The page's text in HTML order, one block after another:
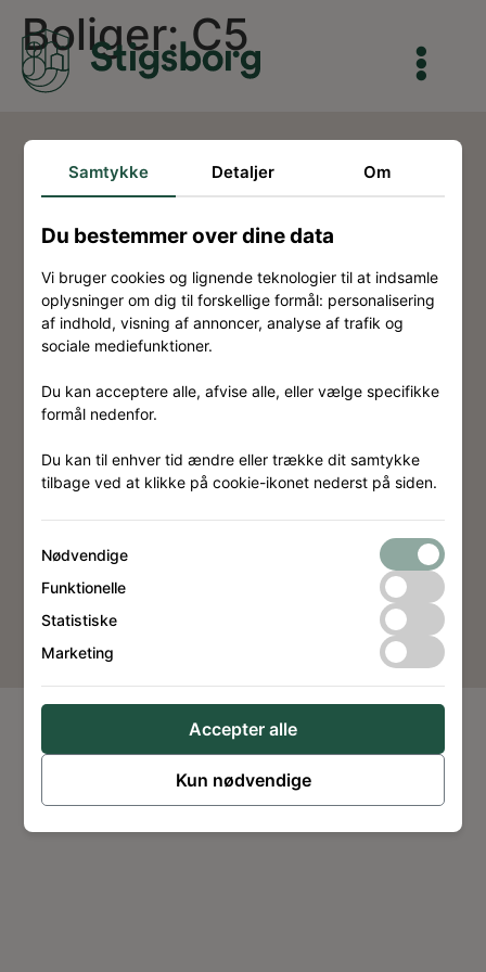
Boliger: C5
Om Stigsborg
Eksterne links
Cookiepolitik
Samtykke Detaljer Om
Du bestemmer over dine data
Vi bruger cookies og lignende teknologier til at indsamle
oplysninger om dig til forskellige formål: personalisering
af indhold, visning af annoncer, analyse af trafik og
sociale mediefunktioner.
Du kan acceptere alle, afvise alle, eller vælge specifikke
formål nedenfor.
Du kan til enhver tid ændre eller trække dit samtykke
tilbage ved at klikke på cookie-ikonet nederst på siden.
Nødvendige
Funktionelle
Statistiske
Marketing
Kun nødvendige
Accepter alle